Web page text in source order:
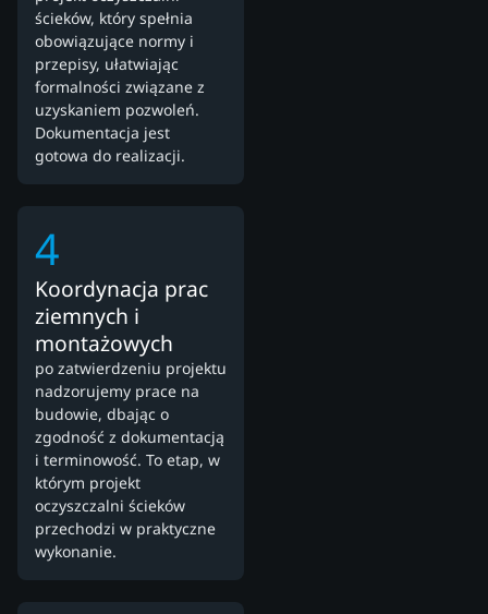
ścieków, który spełnia
obowiązujące normy i
przepisy, ułatwiając
formalności związane z
uzyskaniem pozwoleń.
Dokumentacja jest
gotowa do realizacji.
4
Koordynacja prac
ziemnych i
montażowych
po zatwierdzeniu projektu
nadzorujemy prace na
budowie, dbając o
zgodność z dokumentacją
i terminowość. To etap, w
którym projekt
oczyszczalni ścieków
przechodzi w praktyczne
wykonanie.